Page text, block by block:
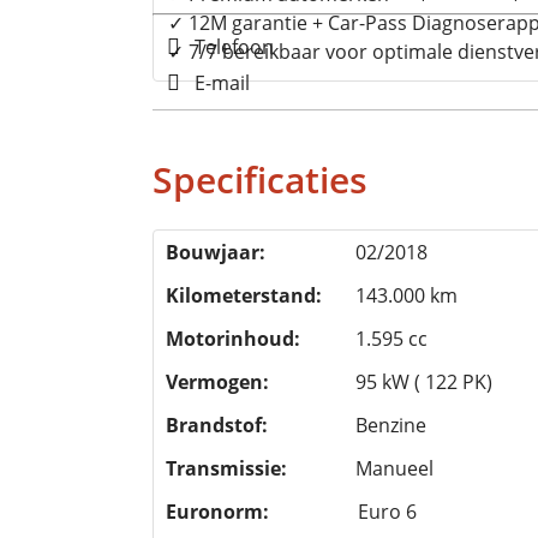
Telefoon
E-mail
Specificaties
Bouwjaar:
02/2018
Kilometerstand:
143.000 km
Motorinhoud:
1.595 cc
Vermogen:
95 kW ( 122 PK)
Brandstof:
Benzine
Transmissie:
Manueel
Euronorm:
Euro 6
✓ 12M garantie + Car-Pass
✓ 7/7 bereikbaar voor optimale